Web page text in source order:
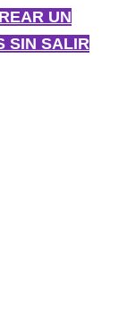
UN
SIN SALIR